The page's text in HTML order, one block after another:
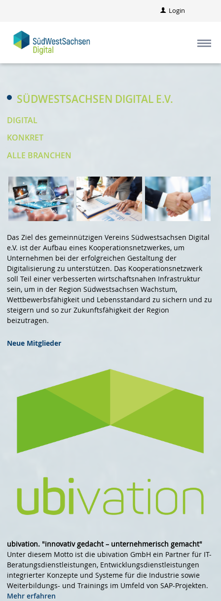
Login
SÜDWESTSACHSEN DIGITAL E.V.
DIGITAL
KONKRET
ALLE BRANCHEN
Das Ziel des gemeinnützigen Vereins Südwestsachsen Digital
e.V. ist der Aufbau eines Kooperationsnetzwerkes, um
Unternehmen bei der erfolgreichen Gestaltung der
Digitalisierung zu unterstützen. Das Kooperationsnetzwerk
soll Teil einer verbesserten wirtschaftsnahen Infrastruktur
sein, um in der Region Südwestsachsen Wachstum,
Wettbewerbsfähigkeit und Lebensstandard zu sichern und zu
steigern und so zur Zukunftsfähigkeit der Region
beizutragen.
Neue Mitglieder
ubivation. "innovativ gedacht – unternehmerisch gemacht"
Unter diesem Motto ist die ubivation GmbH ein Partner für IT-
Beratungsdienstleistungen, Entwicklungsdienstleistungen
integrierter Konzepte und Systeme für die Industrie sowie
Weiterbildungs- und Trainings im Umfeld von SAP-Projekten.
Mehr erfahren